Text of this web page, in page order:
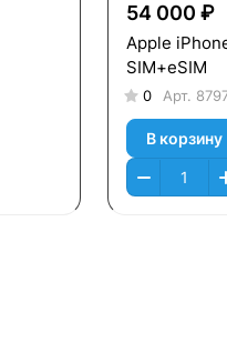
54 000 ₽
Apple
SIM+eSIM
0 Арт.
В корзину